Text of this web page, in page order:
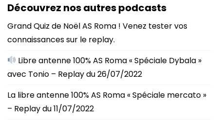
Découvrez nos autres podcasts
Grand Quiz de Noël AS Roma ! Venez tester vos
connaissances sur le replay.
Libre antenne 100% AS Roma « Spéciale Dybala »
avec Tonio – Replay du 26/07/2022
La libre antenne 100% AS Roma « Spéciale mercato »
– Replay du 11/07/2022